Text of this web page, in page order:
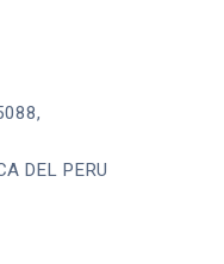
DEL PERU